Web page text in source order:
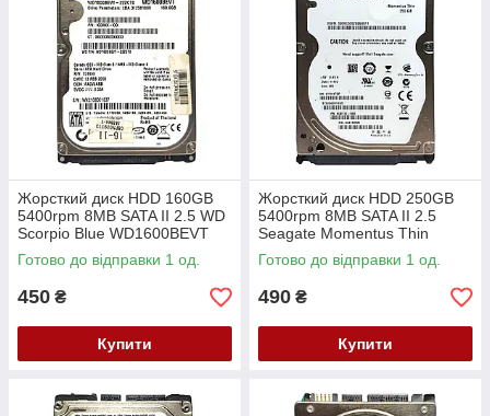
Жорсткий диск HDD 160GB
5400rpm 8MB SATA II 2.5 WD
Scorpio Blue WD1600BEVT
Готово до відправки 1 од.
450 ₴
Купити
Жорсткий диск HDD 250GB
5400rpm 8MB SATA II 2.5
Seagate Momentus Thin
ST92503010AS
Готово до відправки 1 од.
490 ₴
Купити